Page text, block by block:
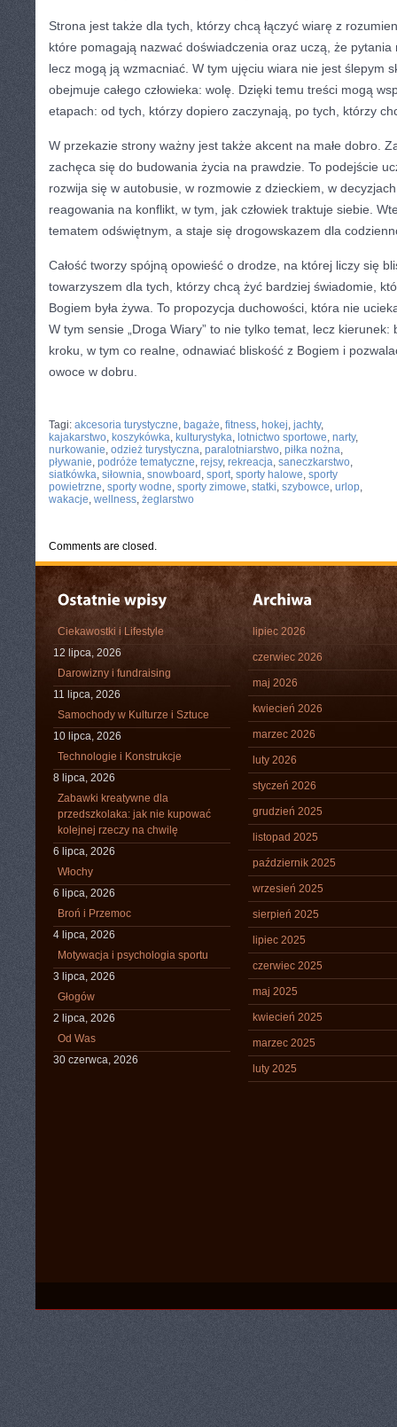
Strona jest także dla tych, którzy chcą łączyć wiarę z
które pomagają nazwać doświadczenia oraz uczą, że pytania
lecz mogą ją wzmacniać. W tym ujęciu wiara nie jest ślepym
obejmuje całego człowieka: wolę. Dzięki temu treści mogą
etapach: od tych, którzy dopiero zaczynają, po tych, którzy
W przekazie strony ważny jest także akcent na małe dobro.
zachęca się do budowania życia na prawdzie. To podejście
rozwija się w autobusie, w rozmowie z dzieckiem, w
reagowania na konflikt, w tym, jak człowiek traktuje siebie.
tematem odświętnym, a staje się drogowskazem dla
Całość tworzy spójną opowieść o drodze, na której liczy się
towarzyszem dla tych, którzy chcą żyć bardziej świadomie,
Bogiem była żywa. To propozycja duchowości, która nie
W tym sensie „Droga Wiary” to nie tylko temat, lecz
kroku, w tym co realne, odnawiać bliskość z Bogiem i
owoce w dobru.
Tagi: akcesoria turystyczne, bagaże, fitness, hokej, jachty,
kajakarstwo, koszykówka, kulturystyka, lotnictwo sportowe, narty,
nurkowanie, odzież turystyczna, paralotniarstwo, piłka nożna,
pływanie, podróże tematyczne, rejsy, rekreacja, saneczkarstwo,
siatkówka, siłownia, snowboard , sport, sporty halowe, sporty
powietrzne, sporty wodne, sporty zimowe, statki, szybowce, urlop,
wakacje, wellness, żeglarstwo
Comments are closed.
Ciekawostki i Lifestyle
12 lipca, 2026
Darowizny i fundraising
11 lipca, 2026
Samochody w Kulturze i Sztuce
10 lipca, 2026
Technologie i Konstrukcje
8 lipca, 2026
Zabawki kreatywne dla
przedszkolaka: jak nie kupować
kolejnej rzeczy na chwilę
6 lipca, 2026
Włochy
6 lipca, 2026
Broń i Przemoc
4 lipca, 2026
Motywacja i psychologia sportu
3 lipca, 2026
Głogów
2 lipca, 2026
Od Was
30 czerwca, 2026
lipiec 2026
czerwiec 2026
maj 2026
kwiecień 2026
marzec 2026
luty 2026
styczeń 2026
grudzień 2025
listopad 2025
październik 2025
wrzesień 2025
sierpień 2025
lipiec 2025
czerwiec 2025
maj 2025
kwiecień 2025
marzec 2025
luty 2025